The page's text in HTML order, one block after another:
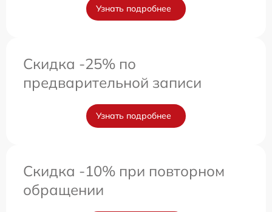
Узнать подробнее
Скидка -25% по
предварительной записи
Узнать подробнее
Скидка -10% при повторном
обращении